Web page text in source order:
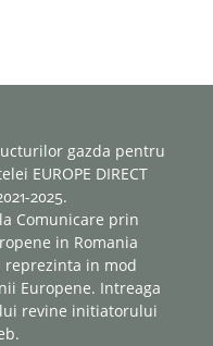
gazda pentru
EUROPE DIRECT
2025.
Comunicare prin
in Romania
reprezinta in mod
Europene. Intreaga
revine initiatorului